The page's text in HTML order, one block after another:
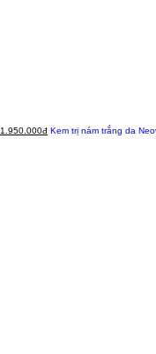
1.950.000đ Kem trị nám trắng da